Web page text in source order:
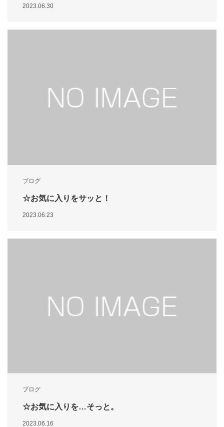
2023.06.30
ブログ
☆お気に入りをサッと！
2023.06.23
ブログ
☆お気に入りを…そっと。
2023.06.16